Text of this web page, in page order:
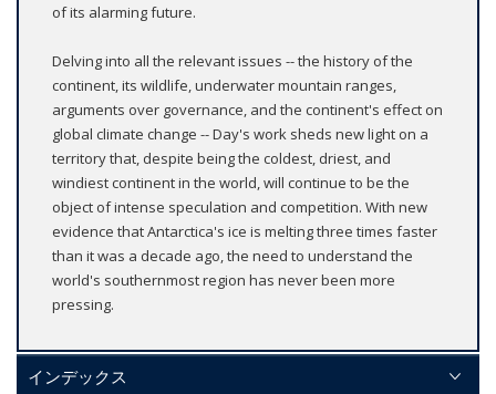
of its alarming future.
Delving into all the relevant issues -- the history of the
continent, its wildlife, underwater mountain ranges,
arguments over governance, and the continent's effect on
global climate change -- Day's work sheds new light on a
territory that, despite being the coldest, driest, and
windiest continent in the world, will continue to be the
object of intense speculation and competition. With new
evidence that Antarctica's ice is melting three times faster
than it was a decade ago, the need to understand the
world's southernmost region has never been more
pressing.
インデックス